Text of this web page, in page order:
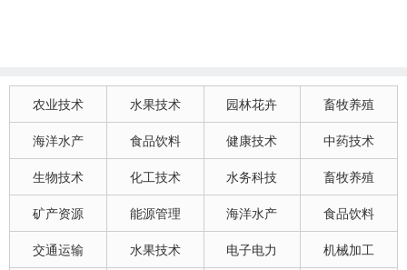
农业技术 水果技术 园林花卉 畜牧养殖
海洋水产 食品饮料 健康技术 中药技术
生物技术 化工技术 水务科技 畜牧养殖
矿产资源 能源管理 海洋水产 食品饮料
交通运输 水果技术 电子电力 机械加工